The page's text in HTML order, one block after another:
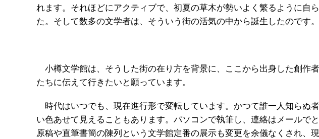
れます。それほどにアクティブで、初夏の草木が勢いよく繁るように自
た。そして数多の文学者は、そういう街の活気の中から誕生したのです。
小樽文学館は、そうした街の在り方を背景に、ここから出身した創作
たちに伝えて行きたいと願っています。
時代はいつでも、現在進行形で変転しています。かつて誰一人知らぬ
い色あせて見えることもあります。パソコンで執筆し、連絡はメールで
原稿や直筆書簡の陳列という文学館定番の展示も変更を余儀なくされ、